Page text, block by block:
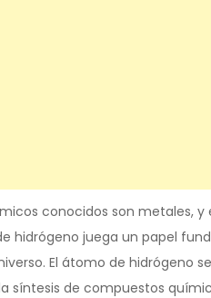
conocidos son metales, y
hidrógeno juega un papel
El átomo de hidrógeno
síntesis de compuestos